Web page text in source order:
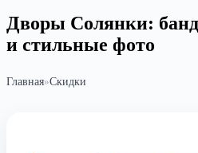
Дворы Солянки:
и стильные фото
Главная»Скидки